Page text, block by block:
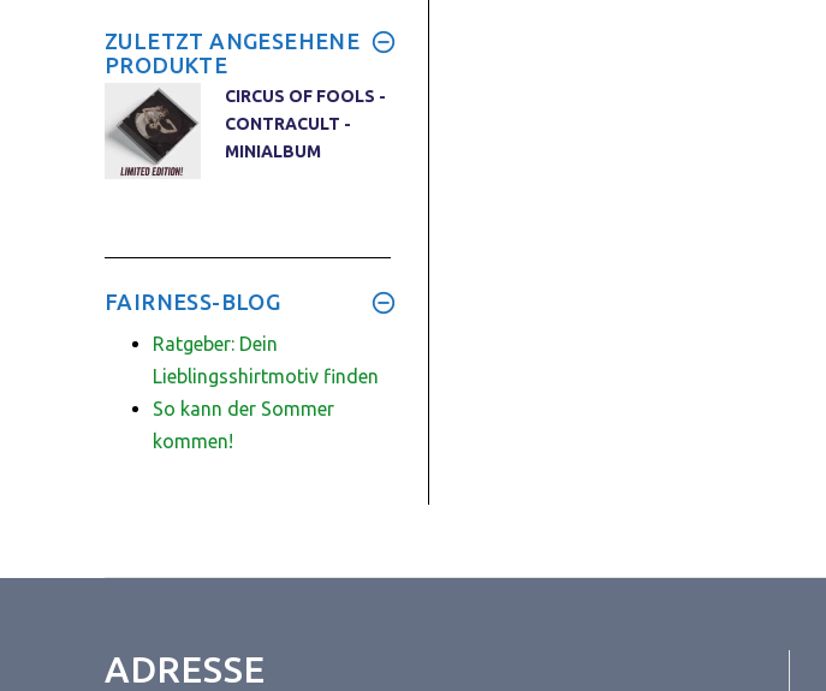
ZULETZT ANGESEHENE
PRODUKTE
CIRCUS OF FOOLS -
CONTRACULT -
MINIALBUM
FAIRNESS-BLOG
Ratgeber: Dein
Lieblingsshirtmotiv finden
So kann der Sommer
kommen!
ADRESSE